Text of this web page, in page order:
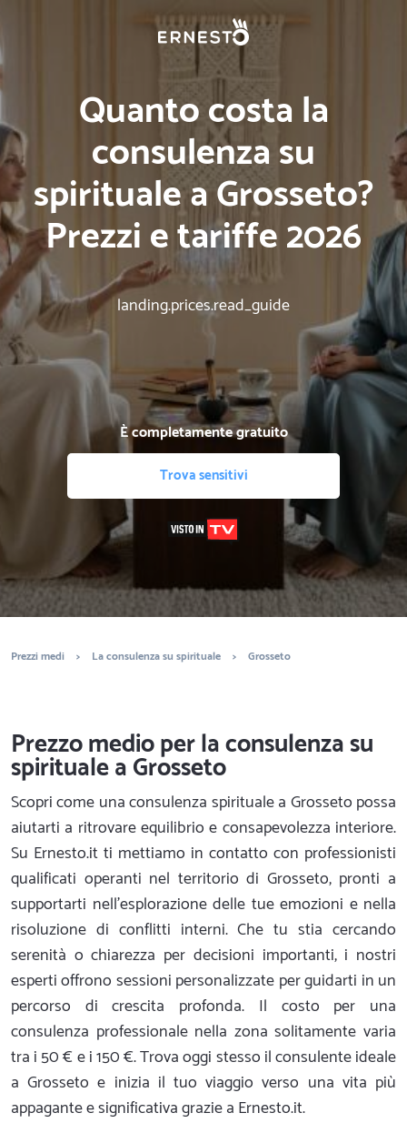
Quanto costa la
consulenza su
spirituale a Grosseto?
Prezzi e tariffe 2026
landing.prices.read_guide
È completamente gratuito
Trova sensitivi
Prezzi medi > La consulenza su spirituale > Grosseto
Prezzo medio per la consulenza su
spirituale a Grosseto
Scopri come una consulenza spirituale a Grosseto possa
aiutarti a ritrovare equilibrio e consapevolezza interiore.
Su Ernesto.it ti mettiamo in contatto con professionisti
qualificati operanti nel territorio di Grosseto, pronti a
supportarti nell'esplorazione delle tue emozioni e nella
risoluzione di conflitti interni. Che tu stia cercando
serenità o chiarezza per decisioni importanti, i nostri
esperti offrono sessioni personalizzate per guidarti in un
percorso di crescita profonda. Il costo per una
consulenza professionale nella zona solitamente varia
tra i 50 € e i 150 €. Trova oggi stesso il consulente ideale
a Grosseto e inizia il tuo viaggio verso una vita più
appagante e significativa grazie a Ernesto.it.